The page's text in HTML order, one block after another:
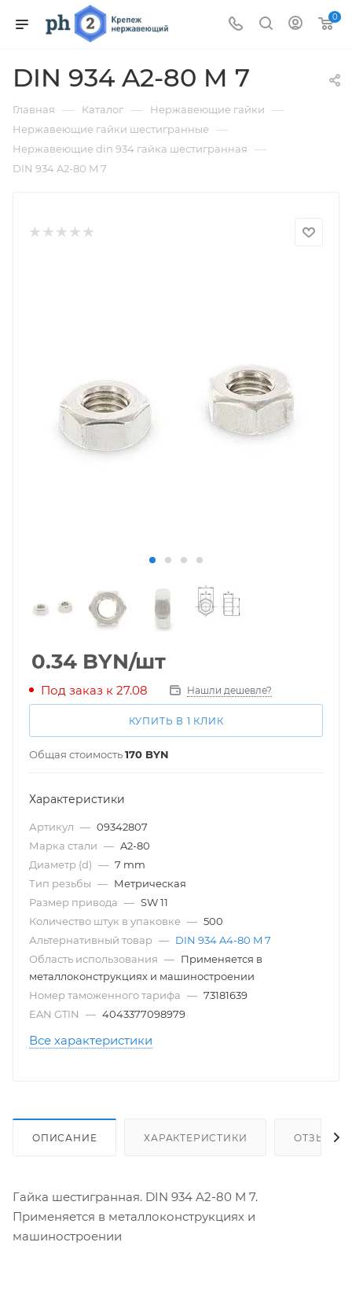
0
DIN 934 A2-80 M 7
Главная — Каталог — Нержавеющие гайки —
Нержавеющие гайки шестигранные —
Нержавеющие din 934 гайка шестигранная —
DIN 934 A2-80 M 7
0.34 BYN/шт
Под заказ к 27.08 Нашли дешевле?
КУПИТЬ В 1 КЛИК
Общая стоимость170 BYN
Характеристики
Артикул — 09342807
Марка стали — A2-80
Диаметр (d) — 7 mm
Тип резьбы — Метрическая
Размер привода — SW 11
Количество штук в упаковке — 500
Альтернативный товар — DIN 934 A4-80 M 7
Область использования — Применяется в
металлоконструкциях и машиностроении
Номер таможенного тарифа — 73181639
EAN GTIN
— 4043377098979
Все характеристики
ОПИСАНИЕ ХАРАКТЕРИСТИКИ ОТЗЫВЫ
Гайка шестигранная. DIN 934 A2-80 M 7.
Применяется в металлоконструкциях и
машиностроении